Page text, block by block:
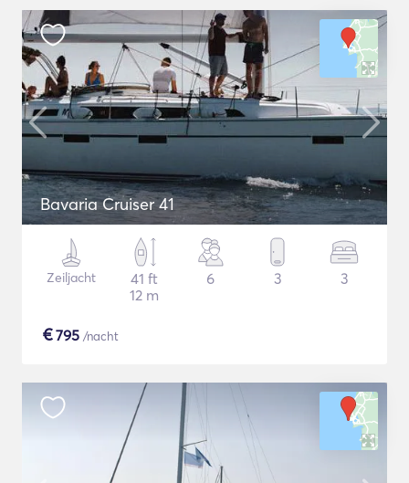
Bavaria Cruiser 41
Zeiljacht
41 ft
12 m
6 3 3
€795 /nacht